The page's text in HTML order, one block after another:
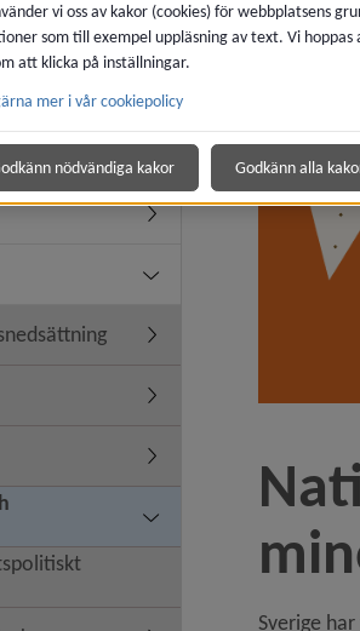
Undermeny för Diarium,
Undermeny för Överklaga
Undermeny för E-tjänster,
Undermeny för Service och
Undermeny för Mänskliga
Undermeny för Tillgänglighet
Undermeny för Jämställdhet
Undermeny för Folkhälsa
Undermeny för Nationella
Sverige
vi oss av kakor (cookies) för webbplatsens
som till exempel uppläsning av text. Vi
att klicka på inställningar.
mer i vår cookiepolicy
nödvändiga kakor Godkänn alla